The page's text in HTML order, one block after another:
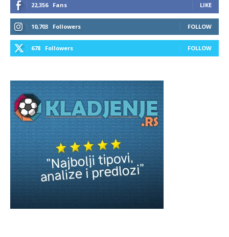
22,356 Fans LIKE
10,703 Followers FOLLOW
678 Followers FOLLOW